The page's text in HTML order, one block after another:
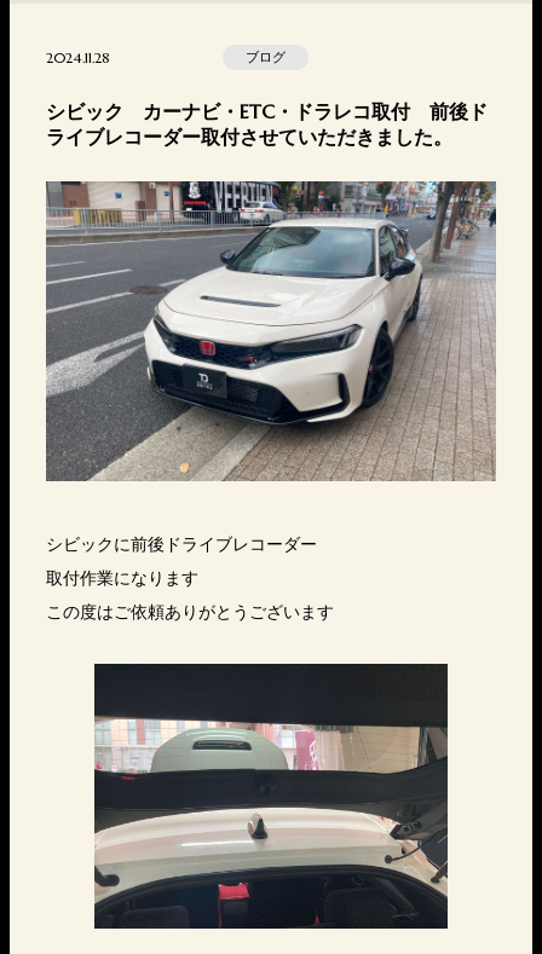
2024.11.28 ブログ
シビック カーナビ・ETC・ドラレコ取付 前後ド
ライブレコーダー取付させていただきました。
シビックに前後ドライブレコーダー
取付作業になります
この度はご依頼ありがとうございます